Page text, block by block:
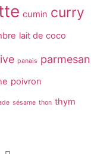
cumin curry
lait de coco
panais parmesan
poivron
sésame thon thym